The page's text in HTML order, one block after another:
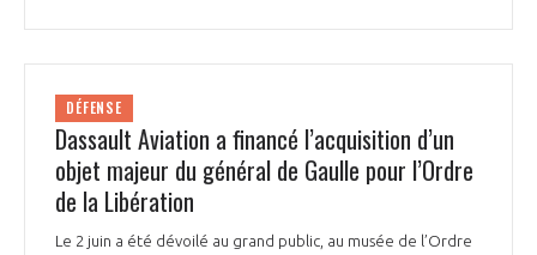
LA MÉDIATION AU-DELÀ DE LA FILIÈRE AÉRONAUTIQUE ET SPATIALE
PRENDRE CONTACT AVEC LE MÉDIATEUR DE LA FILIÈRE
LES ENJEUX
COMPÉTITIVITÉ
EMPLOI & FORMATION
LES PUBLICATIONS
DOCUMENTS & BROCHURES
DÉFENSE
Dassault Aviation a financé l’acquisition d’un
objet majeur du général de Gaulle pour l’Ordre
de la Libération
Le 2 juin a été dévoilé au grand public, au musée de l’Ordre